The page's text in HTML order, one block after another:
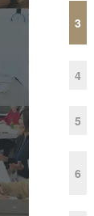
3
4
5
6